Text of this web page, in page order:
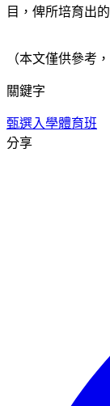
目，俾所培育出
（本文僅供參考
關鍵字
甄選入學體育班
分享